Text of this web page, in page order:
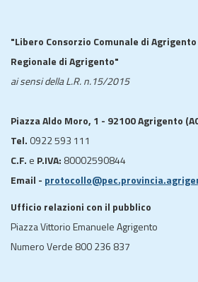
"Libero Consorzio Comunale di
Regionale di Agrigento"
ai sensi della L.R. n.15/2015
Piazza Aldo Moro, 1 - 92100 Agrigento
Tel. 0922 593 111
C.F. e P.IVA: 80002590844
Email -
Ufficio relazioni con il pubblico
Piazza Vittorio Emanuele Agrigento
Numero Verde 800 236 837